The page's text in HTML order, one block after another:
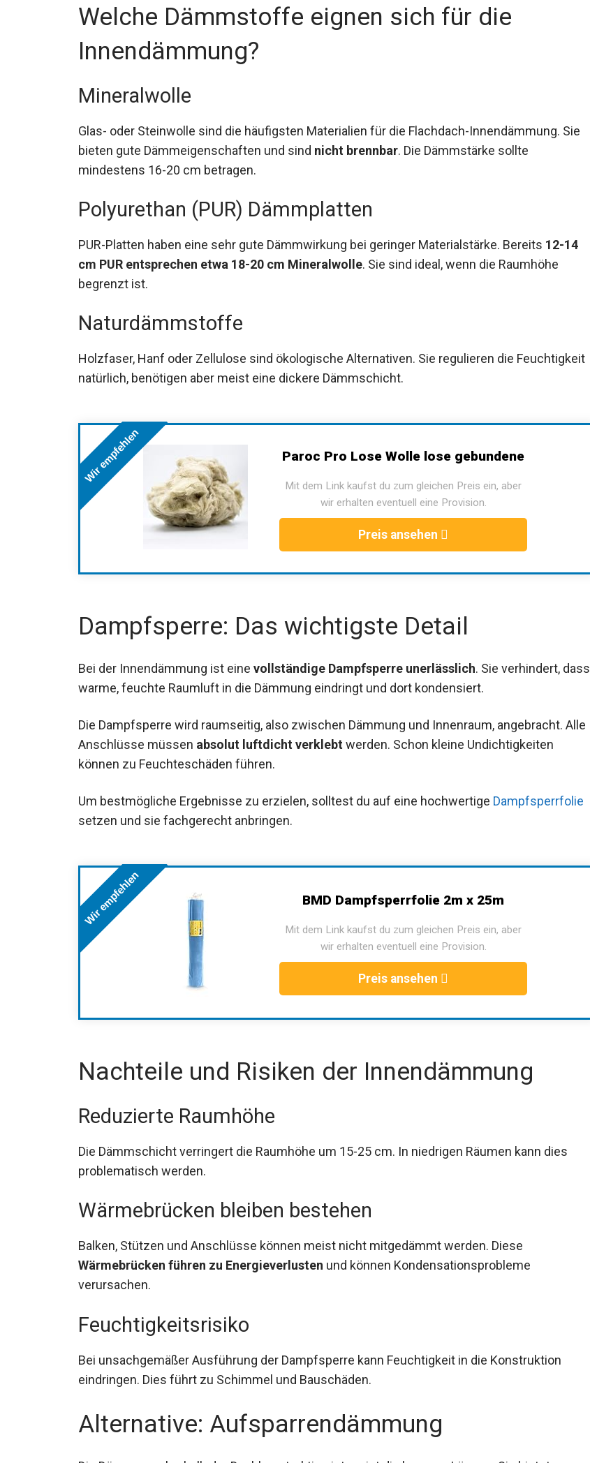
Welche Dämmstoffe eignen sich für die
Innendämmung?
Mineralwolle
Glas- oder Steinwolle sind die häufigsten Materialien für die Flachdach-Innendämmung. Sie
bieten gute Dämmeigenschaften und sind nicht brennbar. Die Dämmstärke sollte
mindestens 16-20 cm betragen.
Polyurethan (PUR) Dämmplatten
PUR-Platten haben eine sehr gute Dämmwirkung bei geringer Materialstärke. Bereits 12-14
cm PUR entsprechen etwa 18-20 cm Mineralwolle. Sie sind ideal, wenn die Raumhöhe
begrenzt ist.
Naturdämmstoffe
Holzfaser, Hanf oder Zellulose sind ökologische Alternativen. Sie regulieren die Feuchtigkeit
natürlich, benötigen aber meist eine dickere Dämmschicht.
Wir empfehlen Paroc Pro Lose Wolle lose gebundene
Mit dem Link kaufst du zum gleichen Preis ein, aber
wir erhalten eventuell eine Provision.
Preis ansehen
Dampfsperre: Das wichtigste Detail
Bei der Innendämmung ist eine vollständige Dampfsperre unerlässlich. Sie verhindert, dass
warme, feuchte Raumluft in die Dämmung eindringt und dort kondensiert.
Die Dampfsperre wird raumseitig, also zwischen Dämmung und Innenraum, angebracht. Alle
Anschlüsse müssen absolut luftdicht verklebtwerden. Schon kleine Undichtigkeiten
können zu Feuchteschäden führen.
Um bestmögliche Ergebnisse zu erzielen, solltest du auf eine hochwertige Dampfsperrfolie
setzen und sie fachgerecht anbringen.
Wir empfehlen BMD Dampfsperrfolie 2m x 25m
Mit dem Link kaufst du zum gleichen Preis ein, aber
wir erhalten eventuell eine Provision.
Preis ansehen
Nachteile und Risiken der Innendämmung
Reduzierte Raumhöhe
Die Dämmschicht verringert die Raumhöhe um 15-25 cm. In niedrigen Räumen kann dies
problematisch werden.
Wärmebrücken bleiben bestehen
Balken, Stützen und Anschlüsse können meist nicht mitgedämmt werden. Diese
Wärmebrücken führen zu Energieverlusten und können Kondensationsprobleme
verursachen.
Feuchtigkeitsrisiko
Bei unsachgemäßer Ausführung der Dampfsperre kann Feuchtigkeit in die Konstruktion
eindringen. Dies führt zu Schimmel und Bauschäden.
Alternative: Aufsparrendämmung